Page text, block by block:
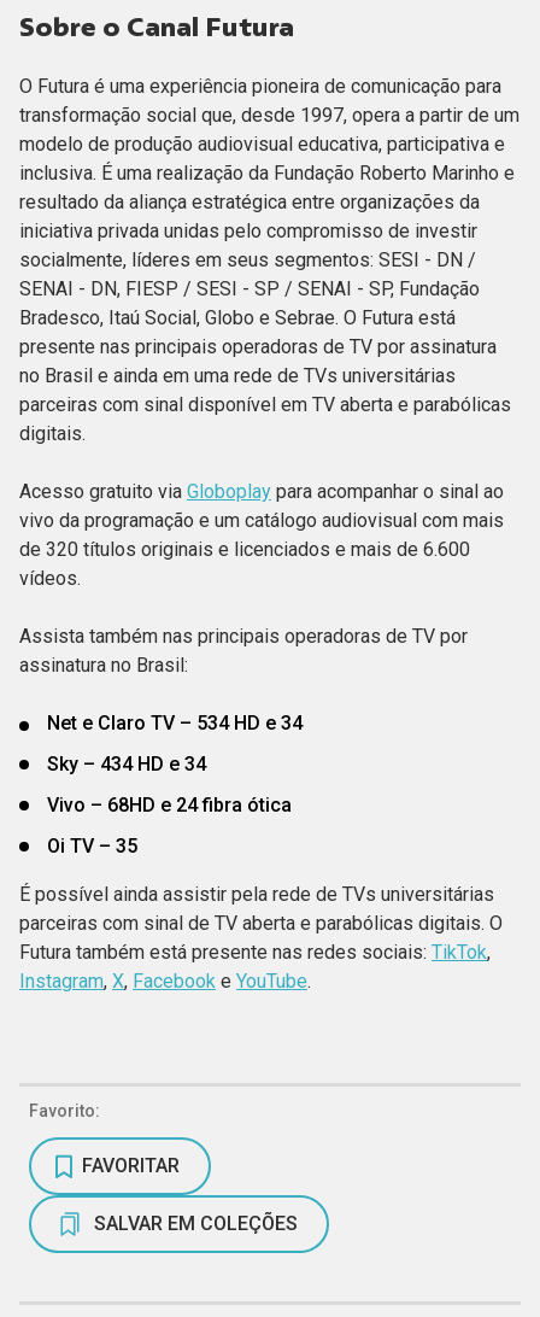
Sobre o Canal Futura
O Futura é uma experiência pioneira de comunicação para
transformação social que, desde 1997, opera a partir de um
modelo de produção audiovisual educativa, participativa e
inclusiva. É uma realização da Fundação Roberto Marinho e
resultado da aliança estratégica entre organizações da
iniciativa privada unidas pelo compromisso de investir
socialmente, líderes em seus segmentos: SESI - DN /
SENAI - DN, FIESP / SESI - SP / SENAI - SP, Fundação
Bradesco, Itaú Social, Globo e Sebrae. O Futura está
presente nas principais operadoras de TV por assinatura
no Brasil e ainda em uma rede de TVs universitárias
parceiras com sinal disponível em TV aberta e parabólicas
digitais.
Acesso gratuito via Globoplay para acompanhar o sinal ao
vivo da programação e um catálogo audiovisual com mais
de 320 títulos originais e licenciados e mais de 6.600
vídeos.
Assista também nas principais operadoras de TV por
assinatura no Brasil:
Net e Claro TV – 534 HD e 34
Sky – 434 HD e 34
Vivo – 68HD e 24 fibra ótica
Oi TV – 35
É possível ainda assistir pela rede de TVs universitárias
parceiras com sinal de TV aberta e parabólicas digitais. O
Futura também está presente nas redes sociais: TikTok,
Instagram, X, Facebook e YouTube.
Favorito:
FAVORITAR
SALVAR EM COLEÇÕES